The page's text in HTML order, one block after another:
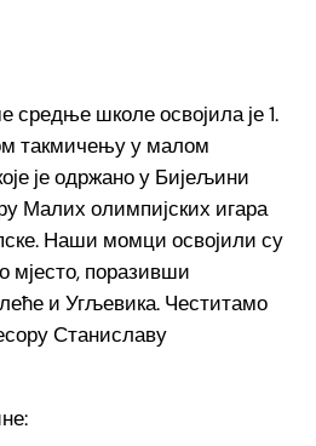
средње школе освојила је 1.
такмичењу у малом
је одржано у Бијељини
Малих олимпијских игара
Наши момци освојили су
мјесто, поразивши
и Угљевика. Честитамо
Станиславу